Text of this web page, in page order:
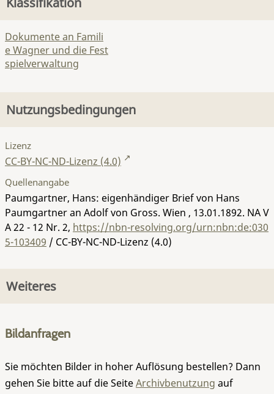
Dokumente an Famili
e Wagner und die Fest
spielverwaltung
Nutzungsbedingungen
Lizenz
CC-BY-NC-ND-Lizenz (4.0)
Quellenangabe
Paumgartner, Hans: eigenhändiger Brief von Hans
Paumgartner an Adolf von Gross. Wien , 13.01.1892. NA V
A 22 - 12 Nr. 2, https://nbn-resolving.org/urn:nbn:de:030
5-103409 / CC-BY-NC-ND-Lizenz (4.0)
Weiteres
Bildanfragen
Sie möchten Bilder in hoher Auflösung bestellen? Dann
gehen Sie bitte auf die SeiteArchivbenutzung auf